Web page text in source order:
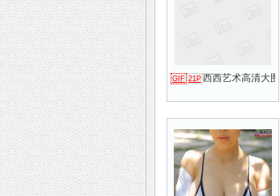
GIF 21P 西西艺术高清大